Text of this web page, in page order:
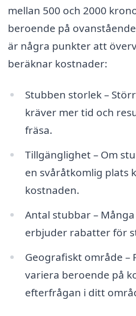
mellan 500 och 2000
beroende på
är några punkter att
beräknar kostnader:
Stubben storlek –
kräver mer tid och
fräsa.
Tillgänglighet – Om
en svåråtkomlig plats
kostnaden.
Antal stubbar –
erbjuder rabatter för
Geografiskt område –
variera beroende på
efterfrågan i ditt